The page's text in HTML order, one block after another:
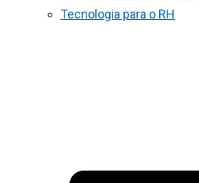
Tecnologia para o RH